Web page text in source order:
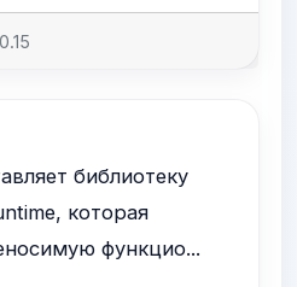
библиотеку
которая
функцио...